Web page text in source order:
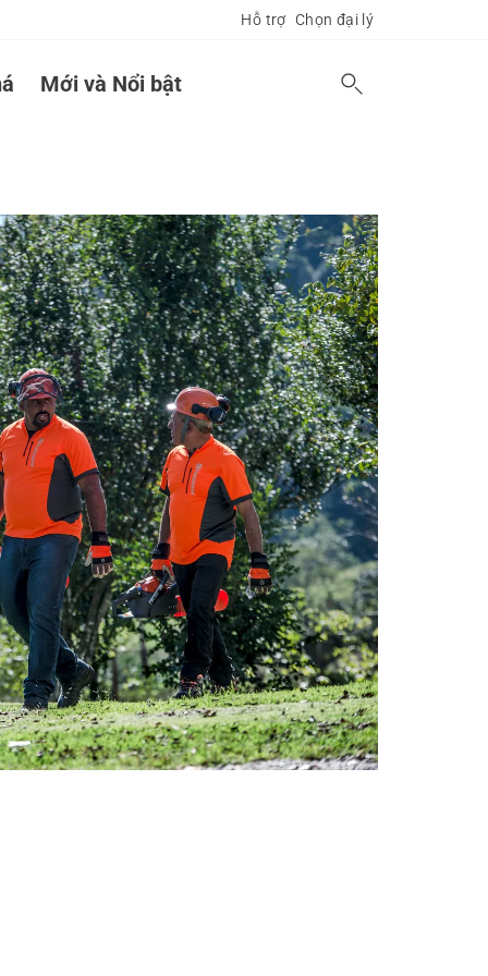
Hỗ trợ Chọn đại lý
Mới và Nổi bật